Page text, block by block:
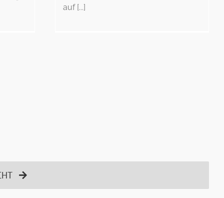
auf [...]